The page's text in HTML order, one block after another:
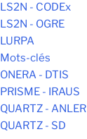
LS2N - CODEx
LS2N - OGRE
LURPA
Mots-clés
ONERA - DTIS
PRISME - IRAUS
QUARTZ - ANLER
QUARTZ - SD